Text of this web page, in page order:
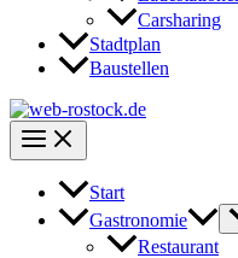
Carsharing
Stadtplan
Baustellen
Start
Gastronomie
Restaurant